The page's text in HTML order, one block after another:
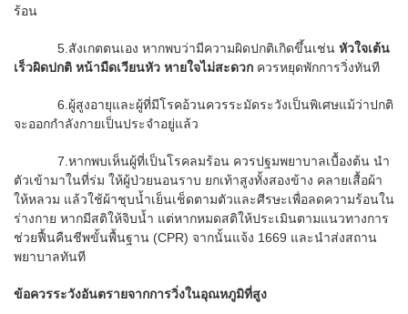
ร้อน
5.สังเกตตนเอง หากพบว่ามีความผิดปกติเกิดขึ้นเช่น หัวใจเต้น
เร็วผิดปกติ หน้ามืดเวียนหัว หายใจไม่สะดวก ควรหยุดพักการวิ่งทันที
6.ผู้สูงอายุและผู้ที่มีโรคอ้วนควรระมัดระวังเป็นพิเศษแม้ว่าปกติ
จะออกกำลังกายเป็นประจำอยู่แล้ว
7.หากพบเห็นผู้ที่เป็นโรคลมร้อน ควรปฐมพยาบาลเบื้องต้น นำ
ตัวเข้ามาในที่ร่ม ให้ผู้ป่วยนอนราบ ยกเท้าสูงทั้งสองข้าง คลายเสื้อผ้า
ให้หลวม แล้วใช้ผ้าชุบน้ำเย็นเช็ดตามตัวและศีรษะเพื่อลดความร้อนใน
ร่างกาย หากมีสติให้จิบน้ำ แต่หากหมดสติให้ประเมินตามแนวทางการ
ช่วยฟื้นคืนชีพขั้นพื้นฐาน (CPR) จากนั้นแจ้ง 1669 และนำส่งสถาน
พยาบาลทันที
ข้อควรระวังอันตรายจากการวิ่งในอุณหภูมิที่สูง